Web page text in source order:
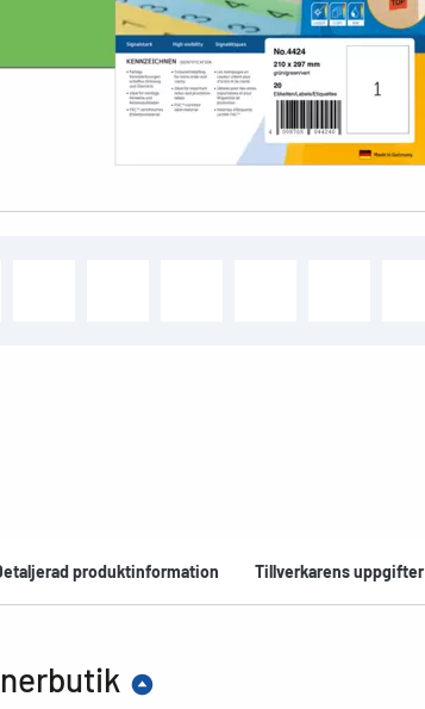
produktinformation Tillverkarens uppgifter